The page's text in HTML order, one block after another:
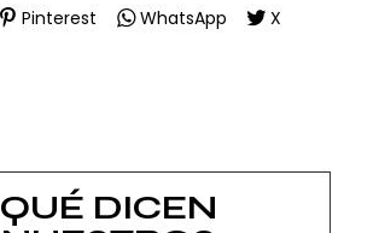
Pinterest WhatsApp X
QUÉ DICEN